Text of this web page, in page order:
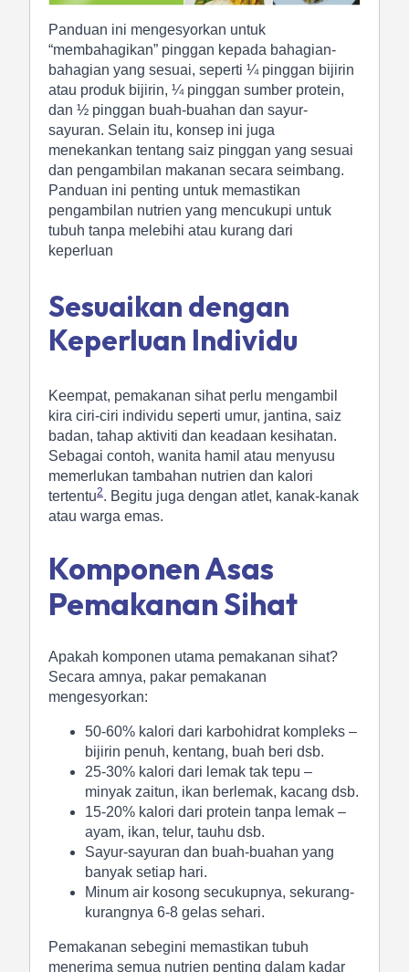
Panduan ini mengesyorkan untuk
“membahagikan” pinggan kepada bahagian-
bahagian yang sesuai, seperti ¼ pinggan bijirin
atau produk bijirin, ¼ pinggan sumber protein,
dan ½ pinggan buah-buahan dan sayur-
sayuran. Selain itu, konsep ini juga
menekankan tentang saiz pinggan yang sesuai
dan pengambilan makanan secara seimbang.
Panduan ini penting untuk memastikan
pengambilan nutrien yang mencukupi untuk
tubuh tanpa melebihi atau kurang dari
keperluan
Sesuaikan dengan
Keperluan Individu
Keempat, pemakanan sihat perlu mengambil
kira ciri-ciri individu seperti umur, jantina, saiz
badan, tahap aktiviti dan keadaan kesihatan.
Sebagai contoh, wanita hamil atau menyusu
memerlukan tambahan nutrien dan kalori
tertentu2. Begitu juga dengan atlet, kanak-kanak
atau warga emas.
Komponen Asas
Pemakanan Sihat
Apakah komponen utama pemakanan sihat?
Secara amnya, pakar pemakanan
mengesyorkan:
50-60% kalori dari karbohidrat kompleks –
bijirin penuh, kentang, buah beri dsb.
25-30% kalori dari lemak tak tepu –
minyak zaitun, ikan berlemak, kacang dsb.
15-20% kalori dari protein tanpa lemak –
ayam, ikan, telur, tauhu dsb.
Sayur-sayuran dan buah-buahan yang
banyak setiap hari.
Minum air kosong secukupnya, sekurang-
kurangnya 6-8 gelas sehari.
Pemakanan sebegini memastikan tubuh
menerima semua nutrien penting dalam kadar